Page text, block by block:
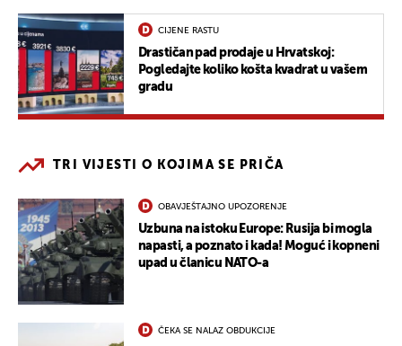
CIJENE RASTU
Drastičan pad prodaje u Hrvatskoj:
Pogledajte koliko košta kvadrat u vašem
gradu
TRI VIJESTI O KOJIMA SE PRIČA
OBAVJEŠTAJNO UPOZORENJE
Uzbuna na istoku Europe: Rusija bi mogla
napasti, a poznato i kada! Moguć i kopneni
upad u članicu NATO-a
ČEKA SE NALAZ OBDUKCIJE